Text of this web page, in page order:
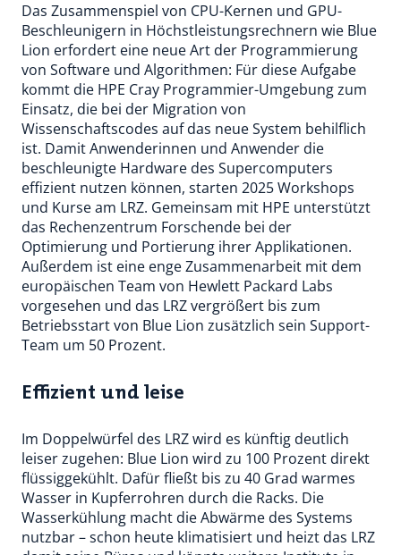
Das Zusammenspiel von CPU-Kernen und GPU-
Beschleunigern in Höchstleistungsrechnern wie Blue
Lion erfordert eine neue Art der Programmierung
von Software und Algorithmen: Für diese Aufgabe
kommt die HPE Cray Programmier-Umgebung zum
Einsatz, die bei der Migration von
Wissenschaftscodes auf das neue System behilflich
ist. Damit Anwenderinnen und Anwender die
beschleunigte Hardware des Supercomputers
effizient nutzen können, starten 2025 Workshops
und Kurse am LRZ. Gemeinsam mit HPE unterstützt
das Rechenzentrum Forschende bei der
Optimierung und Portierung ihrer Applikationen.
Außerdem ist eine enge Zusammenarbeit mit dem
europäischen Team von Hewlett Packard Labs
vorgesehen und das LRZ vergrößert bis zum
Betriebsstart von Blue Lion zusätzlich sein Support-
Team um 50 Prozent.
Effizient und leise
Im Doppelwürfel des LRZ wird es künftig deutlich
leiser zugehen: Blue Lion wird zu 100 Prozent direkt
flüssiggekühlt. Dafür fließt bis zu 40 Grad warmes
Wasser in Kupferrohren durch die Racks. Die
Wasserkühlung macht die Abwärme des Systems
nutzbar – schon heute klimatisiert und heizt das LRZ